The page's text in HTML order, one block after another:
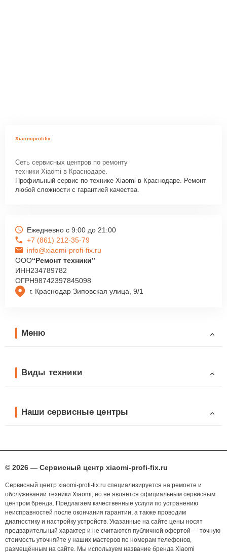
Xiaomiprofifix
Сеть сервисных центров по ремонту
техники Xiaomi в Краснодаре.
Профильный сервис по технике Xiaomi в Краснодаре. Ремонт
любой сложности с гарантией качества.
г. Краснодар Зиповская улица, 9/1
Ежедневно с 9:00 до 21:00
+7 (861) 212-35-79
info@xiaomi-profi-fix.ru
ООО“Ремонт техники”
ИНН234789782
ОГРН98742397845098
Меню
Виды техники
Наши сервисные центры
© 2026 — Сервисный центр xiaomi-profi-fix.ru
Сервисный центр xiaomi-profi-fix.ru специализируется на ремонте и
обслуживании техники Xiaomi, но не является официальным сервисным
центром бренда. Предлагаем качественные услуги по устранению
неисправностей после окончания гарантии, а также проводим
диагностику и настройку устройств. Указанные на сайте цены носят
предварительный характер и не считаются публичной офертой — точную
стоимость уточняйте у наших мастеров по номерам телефонов,
размещённым на сайте. Мы используем название бренда Xiaomi